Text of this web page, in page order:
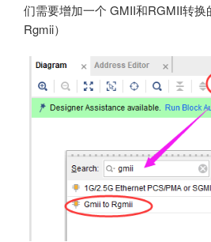
们需要增加一个 GMII和RGMII转换
Rgmii）